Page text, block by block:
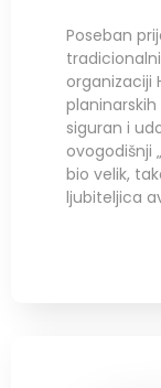
Poseban
organizaciji
siguran i
ovogodišnji
bio velik,
ljubiteljica